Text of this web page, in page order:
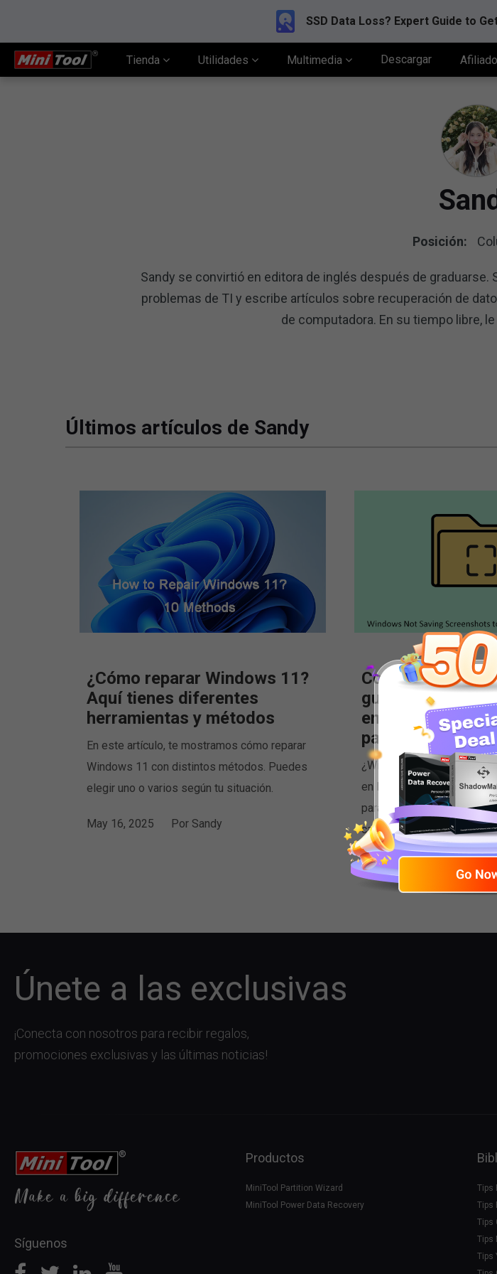
SSD Data Loss? Expert Guide to
Tienda Utilidades Multimedia Descargar
Posición:
Sandy se convirtió en editora de inglés después de
problemas de TI y escribe artículos sobre recuperación de
de computadora. En su tiempo libre,
Últimos artículos de Sandy
¿Cómo reparar Windows 11?
Aquí tienes diferentes
herramientas y métodos
En este artículo, te mostramos cómo reparar
Windows 11 con distintos métodos. Puedes
elegir uno o varios según tu situación.
May 16, 2025 Por Sandy
Corregido:
guarda capturas
en la carpeta
pantalla
¿Windows no guarda las
en la carpeta
para ver cómo encontrar o
capturas de pantalla y
November 18, 2024
Únete a las exclusivas
¡Conecta con nosotros para recibir regalos,
promociones exclusivas y las últimas noticias!
Síguenos
Productos
MiniTool Partition Wizard
MiniTool Power Data Recovery
Tips
Tips
Tips
Tips
Tips